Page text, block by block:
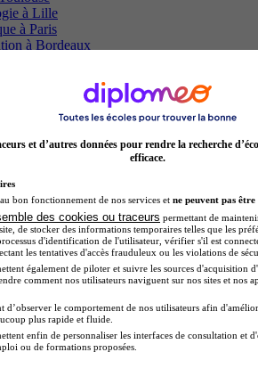
à Lille
à Paris
à Bordeaux
par alternance
alternance
en alternance
et d’autres données pour rendre la recherche
efficace.
au bon fonctionnement de nos services et ne peuvent pas être
des cookies ou traceurs permettant de
de stocker des informations temporaires telles que les
d'identification de l'utilisateur, vérifier s'il est
les tentatives d'accès frauduleux ou les violations de
également de piloter et suivre les sources d'acquisition
comment nos utilisateurs naviguent sur nos sites et nos
d’observer le comportement de nos utilisateurs afin
plus rapide et fluide.
enfin de personnaliser les interfaces de consultation et
ou de formations proposées.